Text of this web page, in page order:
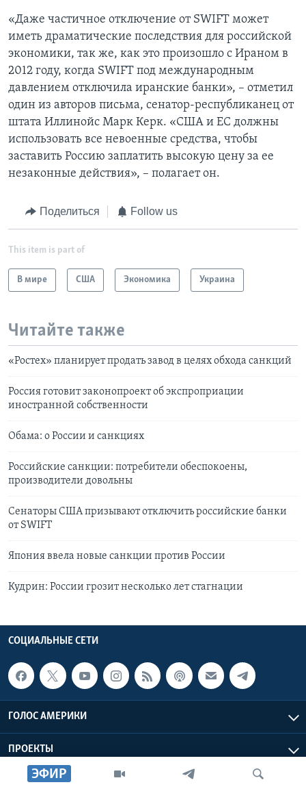
ЭФИР
«Даже частичное отключение от SWIFT может
иметь драматические последствия для российской
экономики, так же, как это произошло с Ираном в
2012 году, когда SWIFT под международным
давлением отключила иранские банки», – отметил
один из авторов письма, сенатор-республиканец от
штата Иллинойс Марк Керк. «США и ЕС должны
использовать все невоенные средства, чтобы
заставить Россию заплатить высокую цену за ее
незаконные действия», – полагает он.
Поделиться Follow us
This item is part of
В мире США Экономика Украина
Читайте также
«Ростех» планирует продать завод в целях обхода санкций
Россия готовит законопроект об экспроприации
иностранной собственности
Обама: о России и санкциях
Российские санкции: потребители обеспокоены,
производители довольны
Сенаторы США призывают отключить российские банки
от SWIFT
Япония ввела новые санкции против России
Кудрин: России грозит несколько лет стагнации
СОЦИАЛЬНЫЕ СЕТИ
ГОЛОС АМЕРИКИ
ПРОЕКТЫ